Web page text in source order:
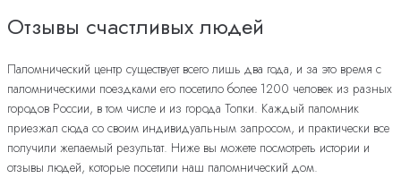
Отзывы счастливых людей
Паломнический центр существует всего лишь два года, и за это время с
паломническими поездками его посетило более 1200 человек из разных
городов России, в том числе и из города Топки. Каждый паломник
приезжал сюда со своим индивидуальным запросом, и практически все
получили желаемый результат. Ниже вы можете посмотреть истории и
отзывы людей, которые посетили наш паломнический дом.